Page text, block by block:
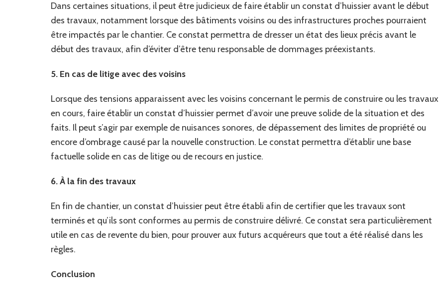
Dans certaines situations, il peut être judicieux de faire établir un constat d’huissier avant le début
des travaux, notamment lorsque des bâtiments voisins ou des infrastructures proches pourraient
être impactés par le chantier. Ce constat permettra de dresser un état des lieux précis avant le
début des travaux, afin d’éviter d’être tenu responsable de dommages préexistants.
5. En cas de litige avec des voisins
Lorsque des tensions apparaissent avec les voisins concernant le permis de construire ou les travaux
en cours, faire établir un constat d’huissier permet d’avoir une preuve solide de la situation et des
faits. Il peut s’agir par exemple de nuisances sonores, de dépassement des limites de propriété ou
encore d’ombrage causé par la nouvelle construction. Le constat permettra d’établir une base
factuelle solide en cas de litige ou de recours en justice.
6. À la fin des travaux
En fin de chantier, un constat d’huissier peut être établi afin de certifier que les travaux sont
terminés et qu’ils sont conformes au permis de construire délivré. Ce constat sera particulièrement
utile en cas de revente du bien, pour prouver aux futurs acquéreurs que tout a été réalisé dans les
règles.
Conclusion